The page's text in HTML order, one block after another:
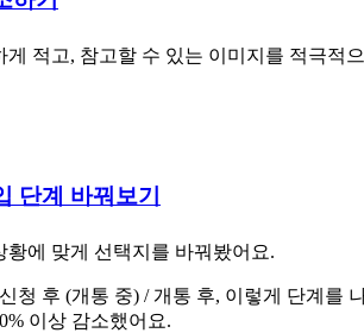
게 적고, 참고할 수 있는 이미지를 적극적
단계 바꿔보기
황에 맞게 선택지를 바꿔봤어요.
청 후 (개통 중) / 개통 후, 이렇게 단계를
이상 감소했어요.